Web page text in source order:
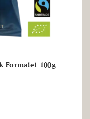
Formalet 100g